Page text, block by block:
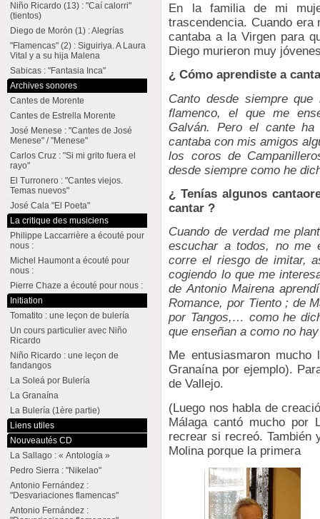
En la familia de mi
trascendencia. Cuando
cantaba a la Virgen para
Diego murieron muy
¿ Cómo aprendiste a
Canto desde siempre
flamenco, el que me
Galván. Pero el cante
cantaba con mis amigos
los coros de
desde siempre como he
¿ Tenías algunos
cantar ?
Cuando de verdad me
escuchar a todos, no me
corre el riesgo de imitar,
cogiendo lo que me
de Antonio Mairena
Romance, por Tiento ; de
por Tangos,… como he
que enseñan a como no
Me entusiasmaron
Granaína por ejemplo).
de Vallejo.
(Luego nos habla de
Málaga cantó mucho por
recrear si recreó. También
Molina porque la primera
Niño Ricardo (13) : "Caí calorri"
(tientos)
Diego de Morón (1) : Alegrías
"Flamencas" (2) : Siguiriya. A Laura
Vital y a su hija Malena
Sabicas : "Fantasia Inca"
Archives sonores
Cantes de Morente
Cantes de Estrella Morente
José Menese : "Cantes de José
Menese" / "Menese"
Carlos Cruz : "Si mi grito fuera el
rayo"
El Turronero : "Cantes viejos.
Temas nuevos"
José Cala "El Poeta"
La critique des musiciens
Philippe Laccarrière a écouté pour
nous :
Michel Haumont a écouté pour
nous :
Pierre Chaze a écouté pour nous :
Initiation
Tomatito : une leçon de bulería
Un cours particulier avec Niño
Ricardo
Niño Ricardo : une leçon de
fandangos
La Soleá por Bulería
La Granaína
La Bulería (1ère partie)
Liens utiles
Nouveautés CD
La Sallago : « Antología »
Pedro Sierra : "Nikelao"
Antonio Fernández :
"Desvariaciones flamencas"
Antonio Fernández :